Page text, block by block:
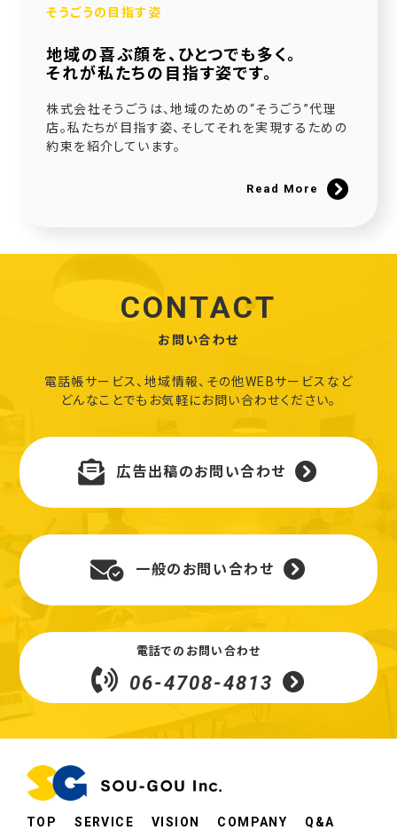
そうごうの目指す姿
地域の喜ぶ顔を、ひとつでも多く。
それが私たちの目指す姿です。
株式会社そうごうは、地域のための“そうごう”代理
店。私たちが目指す姿、そしてそれを実現するための
約束を紹介しています。
Read More
CONTACT
お問い合わせ
電話帳サービス、地域情報、その他WEBサービスなど
どんなことでもお気軽にお問い合わせください。
広告出稿のお問い合わせ
一般のお問い合わせ
電話でのお問い合わせ
06-4708-4813
TOP SERVICE VISION COMPANY
Q&A